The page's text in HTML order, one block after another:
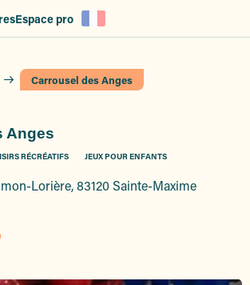
Espace pro
Carrousel des Anges
Anges
RÉCRÉATIFS JEUX POUR ENFANTS
Lorière, 83120 Sainte-Maxime
aux favoris